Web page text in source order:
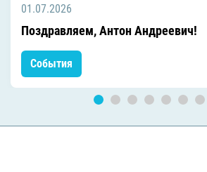
01.07.2026
Поздравляем, Антон Андреевич!
События